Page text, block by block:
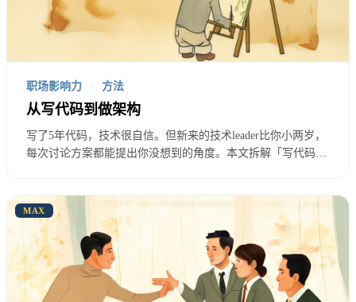
只是金钱成本还有时间成本、人力成本、机会成本。
当你提一个技术方案时你需要回答的不只是”这个方
架构迁移意味着三个月不能做新功能。这三个月不做
新功能可能意味着错过市场窗口。错过市场窗口可能
意味着被竞对超越。你看到的是技术上的收益，决策
决策者会觉得你没有全局观。
你没有建立技术信任。
技术决策被尊重的前提是提决
策的人被信任。如果决策者对你的技术判断不信任你
职场影响力 · 方法
从写代码到做架构
写了5年代码，技术很自信。但新来的技术leader比你小两岁，
每次讨论方案都能提出你没想到的角度。本文拆解「写代码」
迁。
MAX